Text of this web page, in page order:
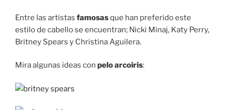
Entre las artistas famosasque han preferido este
estilo de cabello se encuentran; Nicki Minaj, Katy Perry,
Britney Spears y Christina Aguilera.
Mira algunas ideas con pelo arcoiris: